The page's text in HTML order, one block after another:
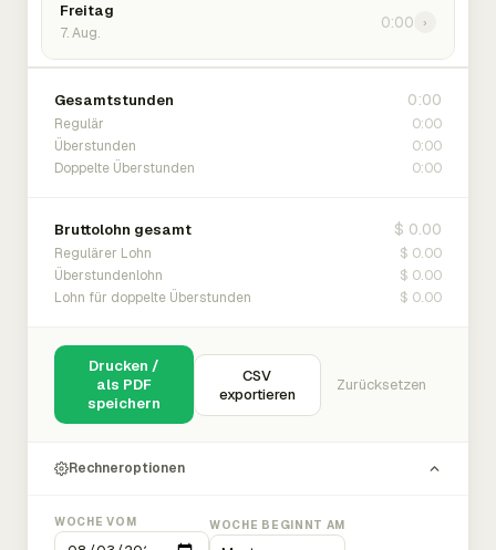
Freitag
7. Aug.
0:00 ›
Gesamtstunden 0:00
Regulär 0:00
Überstunden 0:00
Doppelte Überstunden 0:00
Bruttolohn gesamt $ 0.00
Regulärer Lohn $ 0.00
Überstundenlohn $ 0.00
Lohn für doppelte Überstunden $ 0.00
Drucken /
als PDF
speichern
CSV
exportieren
Zurücksetzen
Rechneroptionen
WOCHE VOM WOCHE BEGINNT AM